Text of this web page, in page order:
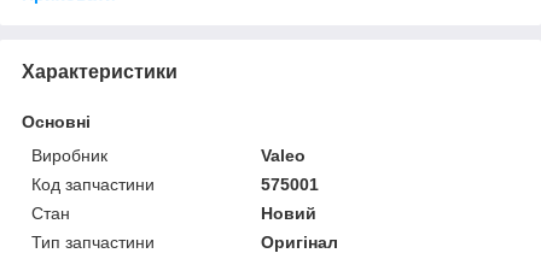
Характеристики
Основні
Виробник
Valeo
Код запчастини
575001
Стан
Новий
Тип запчастини
Оригінал